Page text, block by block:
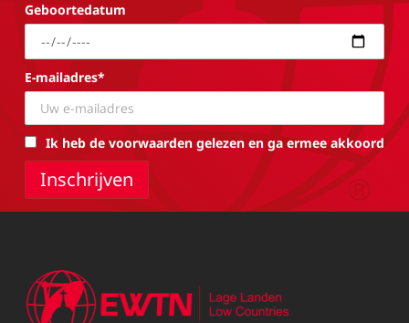
Geboortedatum
E-mailadres*
Ik heb de voorwaarden gelezen en ga ermee akkoord